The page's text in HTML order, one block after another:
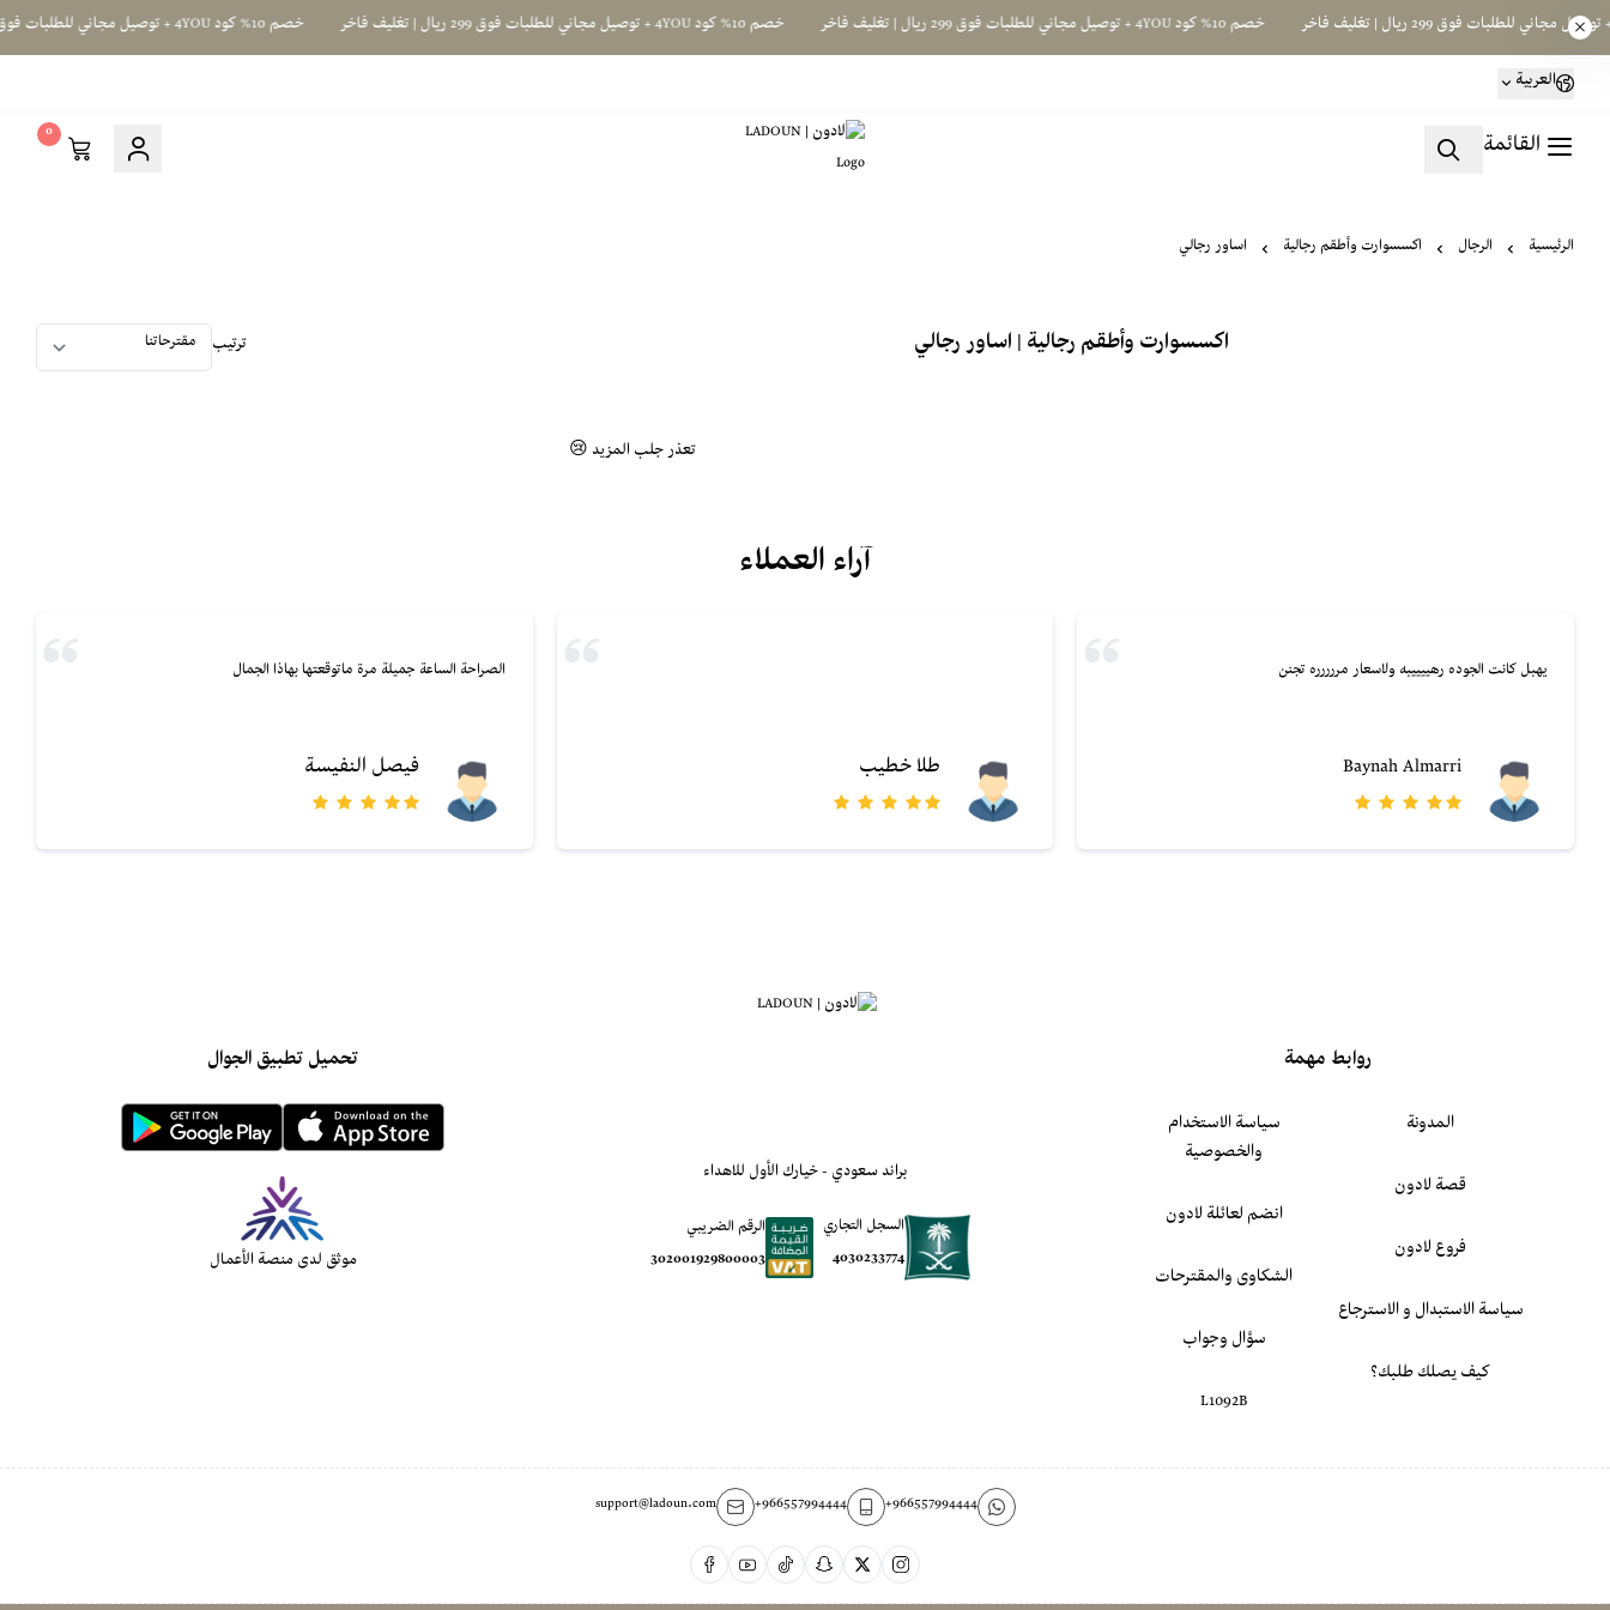
خصم 10% كود 4YOU + توصيل مجاني للطلبات فوق 299 ريال | تغليف فاخر خصم 10% كود 4YOU + توصيل مجاني للطلبات فوق 299 ريال | تغليف فاخر خصم 10% كود 4YOU + توصيل مجاني للطلبات فوق 299 ريال | تغليف فاخر
العربية
القائمة لادون | LADOUN
0
الرئيسية الرجال اكسسوارت وأطقم رجالية اساور رجالي
اكسسوارت وأطقم رجالية | اساور رجالي ترتيب
تعذر جلب المزيد 😢
آراء العملاء
يهبل كانت الجوده رهييييبه ولاسعار مررررره تجنن
Baynah Almarri طلا خطيب
الصراحة الساعة جميلة مرة ماتوقعتها بهاذا الجمال
فيصل النفيسة
روابط مهمة
المدونة
قصة لادون
فروع لادون
سياسة الاستبدال و الاسترجاع
كيف يصلك طلبك؟
سياسة الاستخدام
والخصوصية
انضم لعائلة لادون
الشكاوى والمقترحات
سؤال وجواب
L1092B
براند سعودي - خيارك الأول للاهداء
السجل التجاري
4030233774
الرقم الضريبي
302001929800003
تحميل تطبيق الجوال
موثق لدى منصة الأعمال
+966557994444
+966557994444
support@ladoun.com